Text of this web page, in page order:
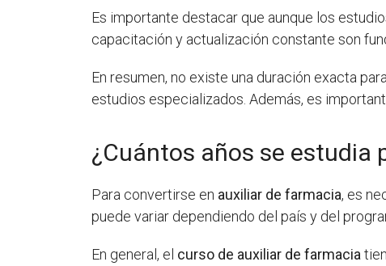
Es importante destacar que aunque los
capacitación y actualización constante son
En resumen, no existe una duración exacta
estudios especializados. Además, es
¿Cuántos años se estudia
Para convertirse en auxiliar de farmacia, es
puede variar dependiendo del país y del
En general, el curso de auxiliar de farmacia